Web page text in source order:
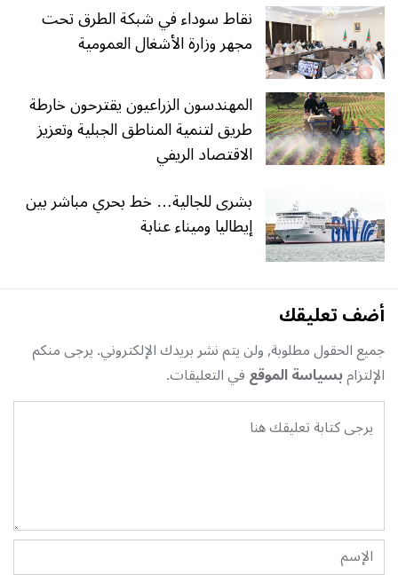
نقاط سوداء في شبكة الطرق تحت
مجهر وزارة الأشغال العمومية
المهندسون الزراعيون يقترحون خارطة
طريق لتنمية المناطق الجبلية وتعزيز
الاقتصاد الريفي
بشرى للجالية… خط بحري مباشر بين
إيطاليا وميناء عنابة
أضف تعليقك
جميع الحقول مطلوبة, ولن يتم نشر بريدك الإلكتروني. يرجى منكم
الإلتزامبسياسة الموقعفي التعليقات.